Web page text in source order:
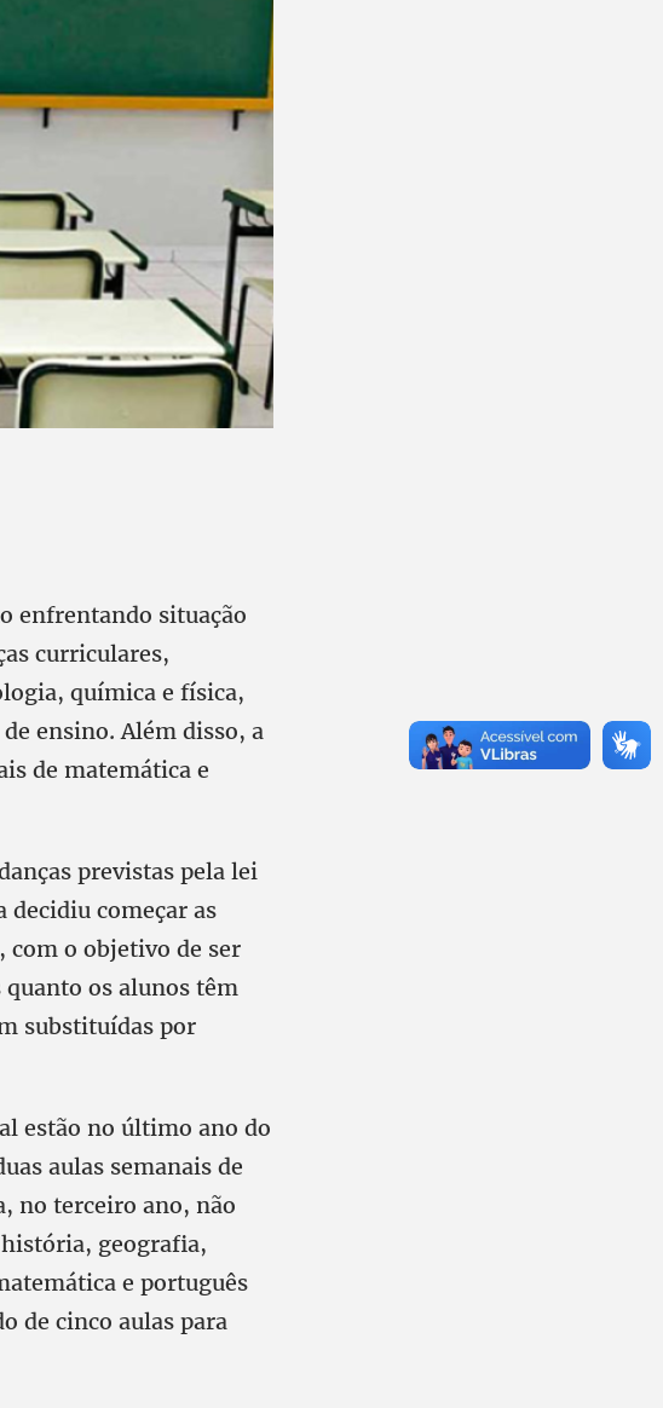
enfrentando situação
curriculares,
química e física,
ensino. Além disso, a
de matemática e
previstas pela lei
decidiu começar as
com o objetivo de ser
os alunos têm
substituídas por
estão no último ano do
aulas semanais de
no terceiro ano, não
geografia,
e português
de cinco aulas para